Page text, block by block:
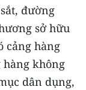
đường
sở hữu
cảng hàng
không
dân dụng,